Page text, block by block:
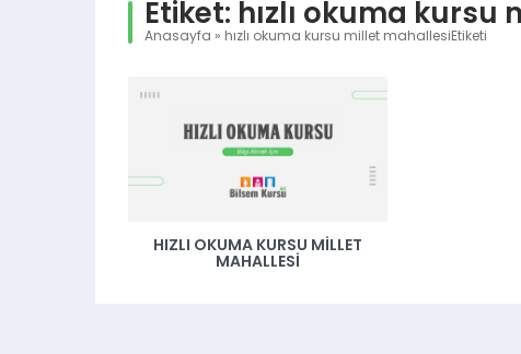
Etiket: hızlı okuma kursu
Anasayfa » hızlı okuma kursu millet mahallesiEtiketi
HIZLI OKUMA KURSU MILLET
MAHALLESI